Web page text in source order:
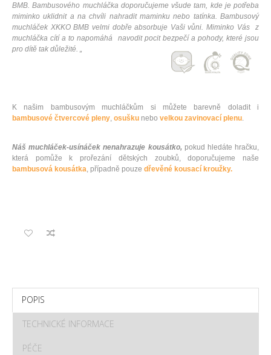
BMB. Bambusového muchláčka doporučujeme všude tam, kde je potřeba
miminko uklidnit a na chvíli nahradit maminku nebo tatínka. Bambusový
muchláček XKKO BMB velmi dobře absorbuje Vaši vůni. Miminko Vás z
muchláčka cítí a to napomáhá navodit pocit bezpečí a pohody, které jsou
pro dítě tak důležité. „
K našim bambusovým muchláčkům si můžete barevně doladit i
bambusové čtvercové pleny, osušku nebo velkou zavinovací plenu.
Náš muchláček-usínáček nenahrazuje kousátko,pokud hledáte hračku,
která pomůže k prořezání dětských zoubků, doporučujeme naše
bambusová kousátka, případně pouze dřevěné kousací kroužky.
POPIS
TECHNICKÉ INFORMACE
PÉČE